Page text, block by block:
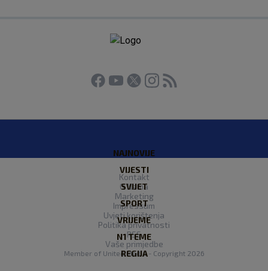
NAJNOVIJE
VIJESTI
SVIJET
SPORT
VRIJEME
N1 TEME
REGIJA
Kontakt
O Nama
Marketing
Impressum
Uvjeti korištenja
Politika privatnosti
RSS
Vaše primjedbe
Member of United Media- Copyright 2026